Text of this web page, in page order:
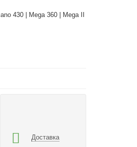
430 | Mega 360 | Mega II
Доставка